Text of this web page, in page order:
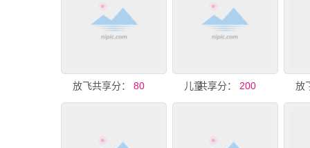
放飞梦想 绽放青春舞台
共享分： 80 儿童放飞梦想欢乐场景
共享分： 200